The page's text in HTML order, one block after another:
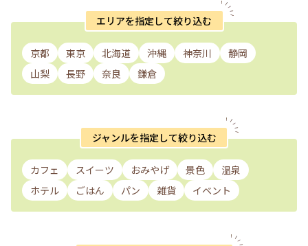
エリアを指定して絞り込む
京都 東京 北海道 沖縄 神奈川
静岡
山梨
長野 奈良 鎌倉
ジャンルを指定して絞り込む
カフェ スイーツ おみやげ 景色
温泉
ホテル
ごはん パン 雑貨 イベント